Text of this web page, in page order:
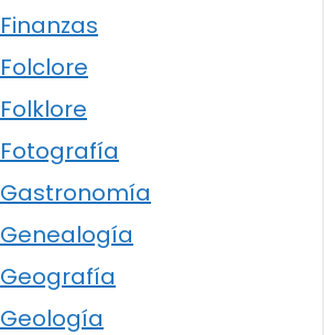
Finanzas
Folclore
Folklore
Fotografía
Gastronomía
Genealogía
Geografía
Geología